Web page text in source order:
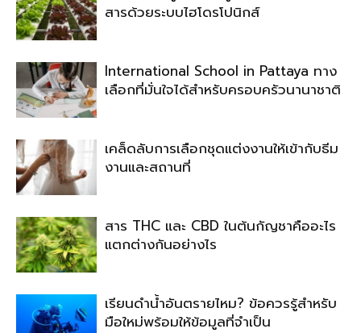
สารด้วยระบบไฮโดรโปนิกส์
International School in Pattaya ทาง
เลือกที่มั่นใจได้สำหรับครอบครัวนานาชาติ
เคล็ดลับการเลือกชุดแต่งงานให้เข้ากับธีม
งานและสถานที่
สาร THC และ CBD ในต้นกัญชาคืออะไร
แตกต่างกันอย่างไร
เรียนดำน้ำอันตรายไหม? ข้อควรรู้สำหรับ
มือใหม่พร้อมให้ข้อมูลที่จำเป็น